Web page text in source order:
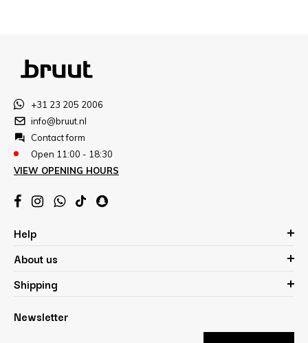
+31 23 205 2006
info@bruut.nl
Contact form
Open 11:00 - 18:30
VIEW OPENING HOURS
Help
About us
Shipping
Newsletter